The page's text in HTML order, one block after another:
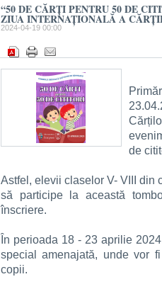
“50 DE CĂRȚI PENTRU 50 DE
ZIUA INTERNAȚIONALĂ A
2024-04-19 00:00
de
Astfel, elevii claselor V- VIII din
să participe la această
înscriere.
În perioada 18 - 23 aprilie
special amenajată, unde vor
copii.